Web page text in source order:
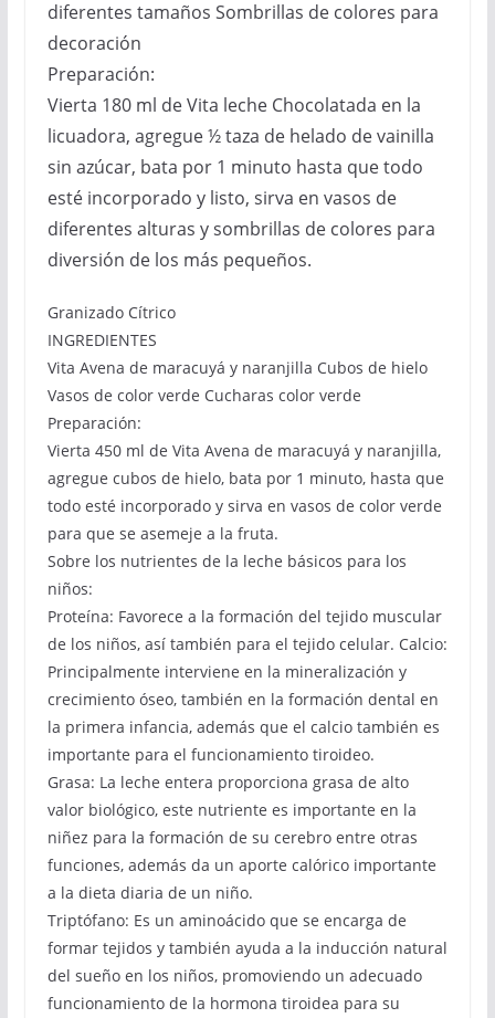
diferentes tamaños Sombrillas de colores para
decoración
Preparación:
Vierta 180 ml de Vita leche Chocolatada en la
licuadora, agregue ½ taza de helado de vainilla
sin azúcar, bata por 1 minuto hasta que todo
esté incorporado y listo, sirva en vasos de
diferentes alturas y sombrillas de colores para
diversión de los más pequeños.
Granizado Cítrico
INGREDIENTES
Vita Avena de maracuyá y naranjilla Cubos de hielo
Vasos de color verde Cucharas color verde
Preparación:
Vierta 450 ml de Vita Avena de maracuyá y naranjilla,
agregue cubos de hielo, bata por 1 minuto, hasta que
todo esté incorporado y sirva en vasos de color verde
para que se asemeje a la fruta.
Sobre los nutrientes de la leche básicos para los
niños:
Proteína: Favorece a la formación del tejido muscular
de los niños, así también para el tejido celular. Calcio:
Principalmente interviene en la mineralización y
crecimiento óseo, también en la formación dental en
la primera infancia, además que el calcio también es
importante para el funcionamiento tiroideo.
Grasa: La leche entera proporciona grasa de alto
valor biológico, este nutriente es importante en la
niñez para la formación de su cerebro entre otras
funciones, además da un aporte calórico importante
a la dieta diaria de un niño.
Triptófano: Es un aminoácido que se encarga de
formar tejidos y también ayuda a la inducción natural
del sueño en los niños, promoviendo un adecuado
funcionamiento de la hormona tiroidea para su